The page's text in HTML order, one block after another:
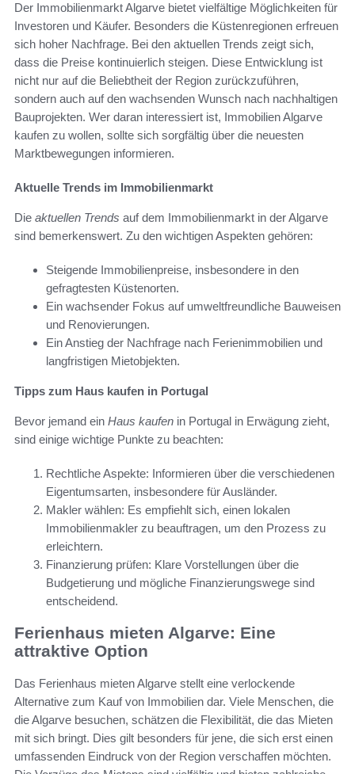
Der Immobilienmarkt Algarve bietet vielfältige Möglichkeiten für
Investoren und Käufer. Besonders die Küstenregionen erfreuen
sich hoher Nachfrage. Bei den aktuellen Trends zeigt sich,
dass die Preise kontinuierlich steigen. Diese Entwicklung ist
nicht nur auf die Beliebtheit der Region zurückzuführen,
sondern auch auf den wachsenden Wunsch nach nachhaltigen
Bauprojekten. Wer daran interessiert ist, Immobilien Algarve
kaufen zu wollen, sollte sich sorgfältig über die neuesten
Marktbewegungen informieren.
Aktuelle Trends im Immobilienmarkt
Die aktuellen Trends auf dem Immobilienmarkt in der Algarve
sind bemerkenswert. Zu den wichtigen Aspekten gehören:
Steigende Immobilienpreise, insbesondere in den
gefragtesten Küstenorten.
Ein wachsender Fokus auf umweltfreundliche Bauweisen
und Renovierungen.
Ein Anstieg der Nachfrage nach Ferienimmobilien und
langfristigen Mietobjekten.
Tipps zum Haus kaufen in Portugal
Bevor jemand ein Haus kaufen in Portugal in Erwägung zieht,
sind einige wichtige Punkte zu beachten:
Rechtliche Aspekte: Informieren über die verschiedenen
Eigentumsarten, insbesondere für Ausländer.
Makler wählen: Es empfiehlt sich, einen lokalen
Immobilienmakler zu beauftragen, um den Prozess zu
erleichtern.
Finanzierung prüfen: Klare Vorstellungen über die
Budgetierung und mögliche Finanzierungswege sind
entscheidend.
Ferienhaus mieten Algarve: Eine
attraktive Option
Das Ferienhaus mieten Algarve stellt eine verlockende
Alternative zum Kauf von Immobilien dar. Viele Menschen, die
die Algarve besuchen, schätzen die Flexibilität, die das Mieten
mit sich bringt. Dies gilt besonders für jene, die sich erst einen
umfassenden Eindruck von der Region verschaffen möchten.